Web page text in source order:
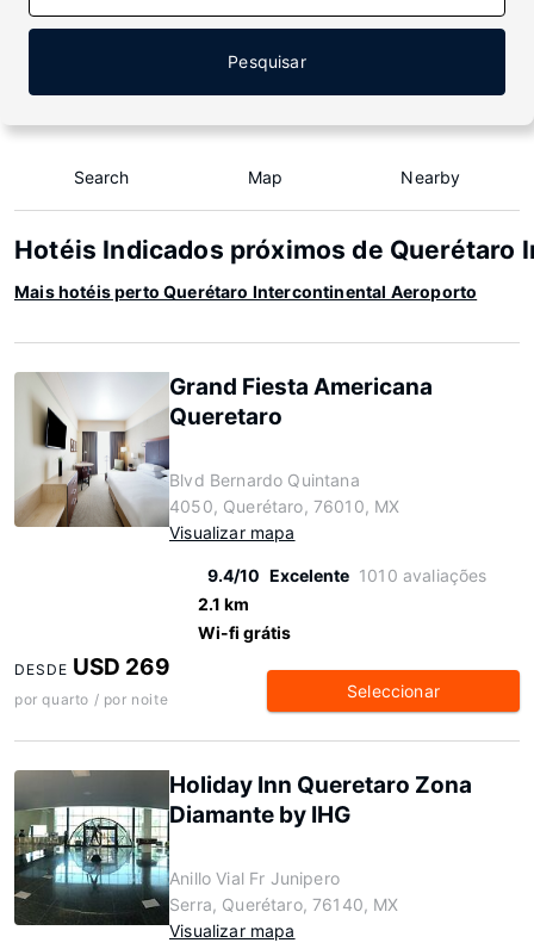
Pesquisar
Search Map Nearby
Hotéis Indicados próximos de Querétaro
Mais hotéis perto Querétaro Intercontinental Aeroporto
Grand Fiesta Americana
Queretaro
Blvd Bernardo Quintana
4050, Querétaro, 76010, MX
Visualizar mapa
9.4/10 Excelente 1010 avaliações
2.1 km
Wi-fi grátis
DESDE USD 269
por quarto / por noite Seleccionar
Holiday Inn Queretaro Zona
Diamante by IHG
Anillo Vial Fr Junipero
Serra, Querétaro, 76140, MX
Visualizar mapa